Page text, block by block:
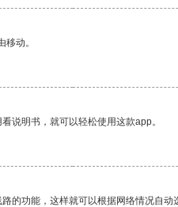
动。
说明书，就可以轻松使用这款app。
功能，这样就可以根据网络情况自动